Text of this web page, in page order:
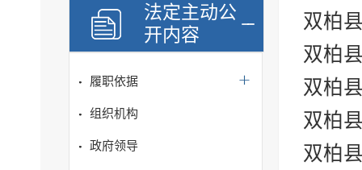
法定主动公
开内容
履职依据
组织机构
政府领导
双柏
双柏
双柏
双柏
双柏